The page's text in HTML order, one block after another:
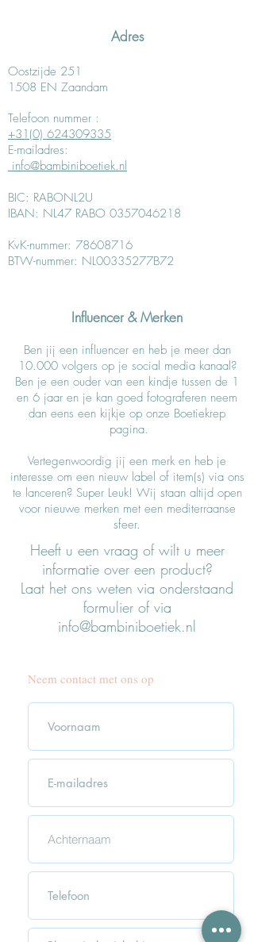
Adres
Oostzijde 251
1508 EN Zaandam
Telefoon nummer :
+31(0) 624309335
E-mailadres:
info@bambiniboetiek.nl
BIC: RABONL2U
IBAN: NL47 RABO 0357046218
KvK-nummer: 78608716
BTW-nummer: NL00335277B72
Influencer & Merken
Ben jij een influencer en heb je meer dan
10.000 volgers op je social media kanaal?
Ben je een ouder van een kindje tussen de 1
en 6 jaar en je kan goed fotograferen neem
dan eens een kijkje op onze Boetiekrep
pagina.
Vertegenwoordig jij een merk en heb je
interesse om een nieuw label of item(s) via ons
te lanceren? Super Leuk! Wij staan altijd open
voor nieuwe merken met een mediterraanse
sfeer.
Heeft u een vraag of wilt u meer
informatie over een product?
Laat het ons weten via onderstaand
formulier of via
info@bambiniboetiek.nl
Neem contact met ons op